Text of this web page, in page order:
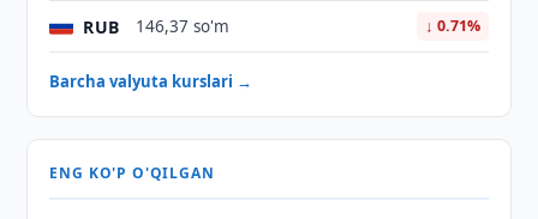
RUB 146,37 so'm ↓ 0.71%
Barcha valyuta kurslari →
ENG KO'P O'QILGAN